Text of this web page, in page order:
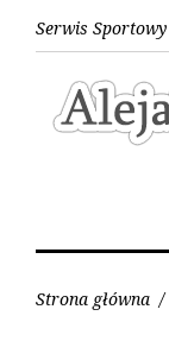
Serwis
Strona główna /